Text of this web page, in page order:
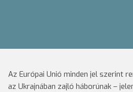
Az Európai Unió minden jel szerint
az Ukrajnában zajló háborúnak –